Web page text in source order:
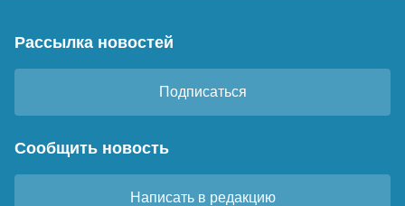
Рассылка новостей
Подписаться
Сообщить новость
Написать в редакцию